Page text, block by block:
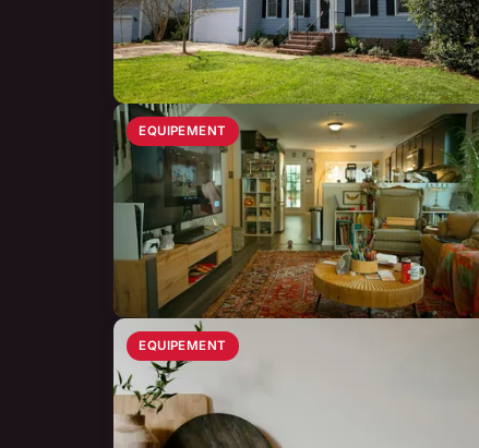
EQUIPEMENT
EQUIPEMENT